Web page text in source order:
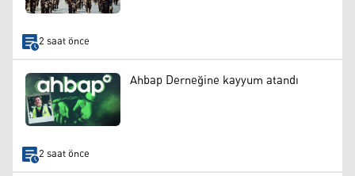
2 saat önce
Ahbap Derneğine kayyum atandı
2 saat önce